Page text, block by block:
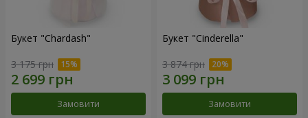
Букет "Chardash"
3 175 грн
Замовити
Букет "Cinderella"
3 874 грн
Замовити